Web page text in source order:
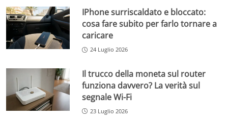
IPhone surriscaldato e bloccato:
cosa fare subito per farlo tornare a
caricare
24 Luglio 2026
Il trucco della moneta sul router
funziona davvero? La verità sul
segnale Wi-Fi
23 Luglio 2026